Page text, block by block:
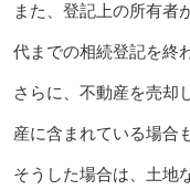
また、登記上の所有者
代までの相続登記を終
さらに、不動産を売却
産に含まれている場合
そうした場合は、土地